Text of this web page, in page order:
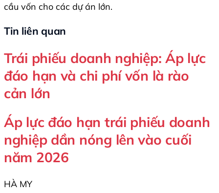
cầu vốn cho các dự án lớn.
Tin liên quan
Trái phiếu doanh nghiệp: Áp lực
đáo hạn và chi phí vốn là rào
cản lớn
Áp lực đáo hạn trái phiếu doanh
nghiệp dần nóng lên vào cuối
năm 2026
HÀ MY